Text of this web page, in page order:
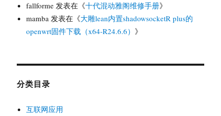
fallforme 发表在《十代混动雅阁维修手册》
mamba 发表在《大雕lean内置shadowsocketR plus的
openwrt固件下载（x64-R24.6.6） 》
分类目录
互联网应用